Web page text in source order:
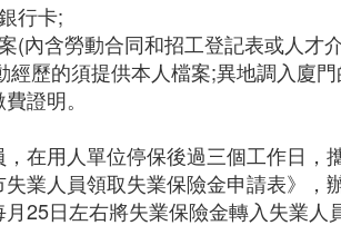
行卡;
(內含勞動合同和招工登記表或人才
歷的須提供本人檔案;異地調入廈
證明。
在用人單位停保後過三個工作日，
業人員領取失業保險金申請表》，
25日左右將失業保險金轉入失業人